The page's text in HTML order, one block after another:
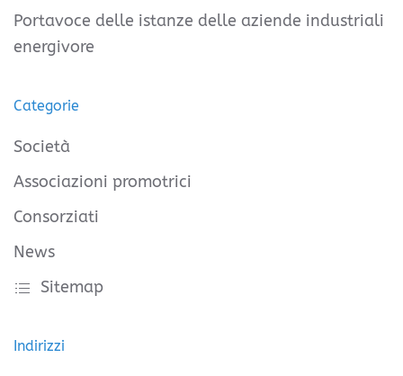
Portavoce delle istanze delle aziende industriali
energivore
Categorie
Società
Associazioni promotrici
Consorziati
News
Sitemap
Indirizzi